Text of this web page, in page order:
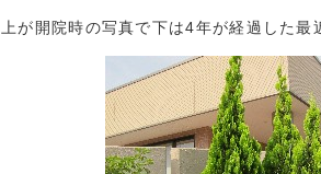
上が開院時の写真で下は4年が経過した最